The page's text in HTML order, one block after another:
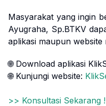
Masyarakat yang ingin
Ayugraha, Sp.BTKV
aplikasi maupun website
🌐 Download aplikasi
🌐 Kunjungi website:
>> Konsultasi Sekarang